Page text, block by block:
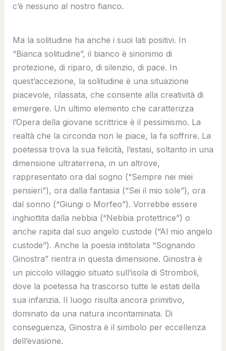
c’è nessuno al nostro fianco.
Ma la solitudine ha anche i suoi lati positivi. In
“Bianca solitudine”, il bianco è sinonimo di
protezione, di riparo, di silenzio, di pace. In
quest’accezione, la solitudine è una situazione
piacevole, rilassata, che consente alla creatività di
emergere. Un ultimo elemento che caratterizza
l’Opera della giovane scrittrice è il pessimismo. La
realtà che la circonda non le piace, la fa soffrire. La
poetessa trova la sua felicità, l’estasi, soltanto in una
dimensione ultraterrena, in un altrove,
rappresentato ora dal sogno (“Sempre nei miei
pensieri”), ora dalla fantasia (“Sei il mio sole”), ora
dal sonno (“Giungi o Morfeo”). Vorrebbe essere
inghiottita dalla nebbia (“Nebbia protettrice”) o
anche rapita dal suo angelo custode (“Al mio angelo
custode”). Anche la poesia intitolata “Sognando
Ginostra” rientra in questa dimensione. Ginostra è
un piccolo villaggio situato sull’isola di Stromboli,
dove la poetessa ha trascorso tutte le estati della
sua infanzia. Il luogo risulta ancora primitivo,
dominato da una natura incontaminata. Di
conseguenza, Ginostra è il simbolo per eccellenza
dell’evasione.